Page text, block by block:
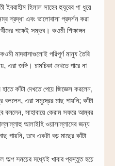
ইবরাহীম হিলাল সাহেব হুযূরের পা ধুয়ে
শ্রদ্ধা এবং ভালোবাসা প্রদর্শন করা
পক্ষেই সম্ভব। কওমী শিক্ষাঙ্গন
মাদরাসাগুলোই পরিপূর্ণ মানুষ তৈরি
জঙ্গি। চামচিকা দেখতে পারে না
কাঁটা দেখতে পেয়ে জিজ্ঞেস করলেন,
বললেন, এরা সমুদ্রের মাছ পায়নি; কাঁটা
বললেন, সাহাবায়ে কেরাম সফরে আম্বর
আলাইহি ওয়াসাল্লামের জন্য
পায়নি, তবে একটা বড় মাছের কাঁটা
অল্প সময়ের মধ্যেই খাবার প্রস্তুত হয়ে